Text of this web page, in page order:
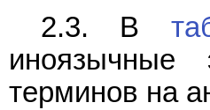
2.3. В
иноязычные
терминов на